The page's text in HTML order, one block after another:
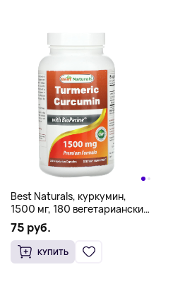
Best Naturals, куркумин,
1500 мг, 180 вегетарианских
капсул (750 мг в 1 капсуле)
75 руб.
КУПИТЬ